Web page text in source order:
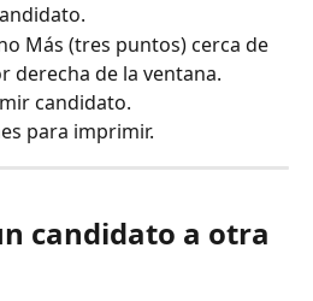
Más (tres puntos) cerca de
derecha de la ventana.
candidato.
para imprimir.
candidato a otra